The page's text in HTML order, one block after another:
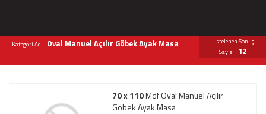
Kategori Adı : Oval Manuel Açılır Göbek Ayak Masa
Listelenen Sonuç
Sayısı : 12
70 x 110Mdf Oval Manuel Açılır
Göbek Ayak Masa